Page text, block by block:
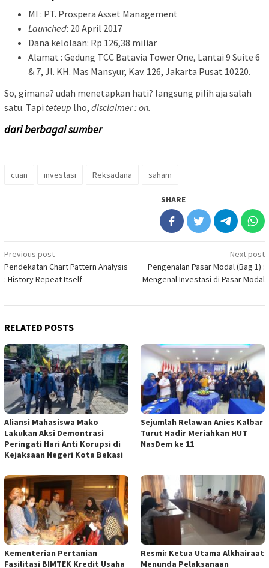
MI : PT. Prospera Asset Management
Launched: 20 April 2017
Dana kelolaan: Rp 126,38 miliar
Alamat : Gedung TCC Batavia Tower One, Lantai 9 Suite 6
& 7, Jl. KH. Mas Mansyur, Kav. 126, Jakarta Pusat 10220.
So, gimana? udah menetapkan hati? langsung pilih aja salah
satu. Tapi teteup lho, disclaimer : on.
dari berbagai sumber
cuan investasi Reksadana saham
SHARE
Post
navigation
Previous post
Pendekatan Chart Pattern Analysis
: History Repeat Itself
Next post
Pengenalan Pasar Modal (Bag 1) :
Mengenal Investasi di Pasar Modal
RELATED POSTS
Aliansi Mahasiswa Mako
Lakukan Aksi Demontrasi
Peringati Hari Anti Korupsi di
Kejaksaan Negeri Kota Bekasi
Sejumlah Relawan Anies Kalbar
Turut Hadir Meriahkan HUT
NasDem ke 11
Kementerian Pertanian
Fasilitasi BIMTEK Kredit Usaha
Resmi: Ketua Utama Alkhairaat
Menunda Pelaksanaan